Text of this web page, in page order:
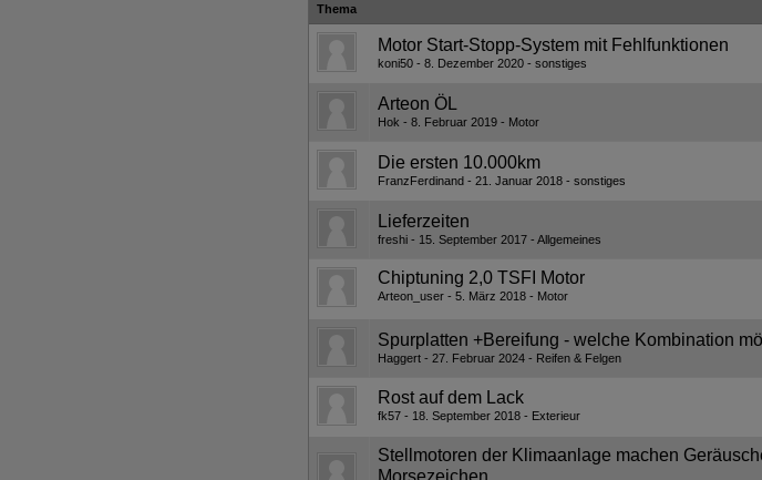
Thema
Motor Start-Stopp-System mit Fehlfunktionen
koni50 8. Dezember 2020 sonstiges
Arteon ÖL
Hok 8. Februar 2019 Motor
Die ersten 10.000km
FranzFerdinand 21. Januar 2018 sonstiges
Lieferzeiten
freshi 15. September 2017 Allgemeines
Chiptuning 2,0 TSFI Motor
Arteon_user 5. März 2018 Motor
Spurplatten +Bereifung - welche Kombination
Haggert 27. Februar 2024 Reifen & Felgen
Rost auf dem Lack
fk57 18. September 2018 Exterieur
Stellmotoren der Klimaanlage machen
Morsezeichen